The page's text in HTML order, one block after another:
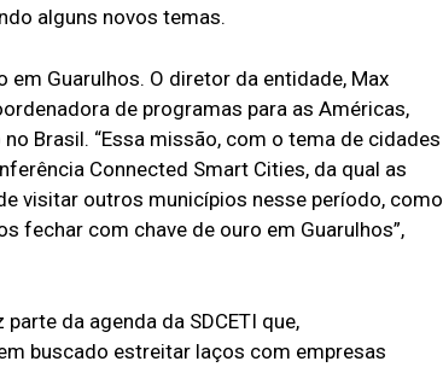
alguns novos temas.
em Guarulhos. O diretor da entidade, Max
de programas para as Américas,
Brasil. “Essa missão, com o tema de cidades
Connected Smart Cities, da qual as
visitar outros municípios nesse período, como
fechar com chave de ouro em Guarulhos”,
da agenda da SDCETI que,
buscado estreitar laços com empresas